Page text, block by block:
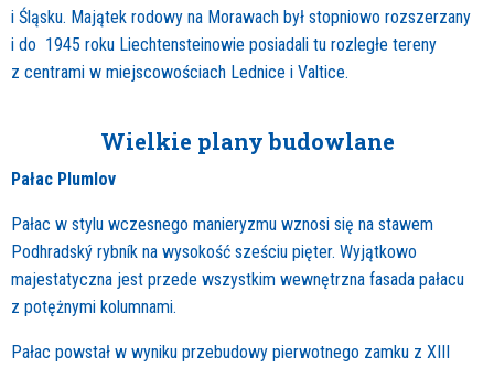
i Śląsku. Majątek rodowy na Morawach był stopniowo rozszerzany
i do 1945 roku Liechtensteinowie posiadali tu rozległe tereny
z centrami w miejscowościach Lednice i Valtice.
Wielkie plany budowlane
Pałac Plumlov
Pałac w stylu wczesnego manieryzmu wznosi się na stawem
Podhradský rybník na wysokość sześciu pięter. Wyjątkowo
majestatyczna jest przede wszystkim wewnętrzna fasada pałacu
z potężnymi kolumnami.
Pałac powstał w wyniku przebudowy pierwotnego zamku z XIII